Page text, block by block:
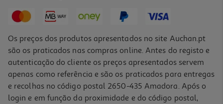
Os preços dos produtos apresentados no site Auchan.pt
são os praticados nas compras online. Antes do registo e
autenticação do cliente os preços apresentados servem
apenas como referência e são os praticados para entregas
e recolhas no código postal 2650-435 Amadora. Após o
login e em função da proximidade e do código postal,